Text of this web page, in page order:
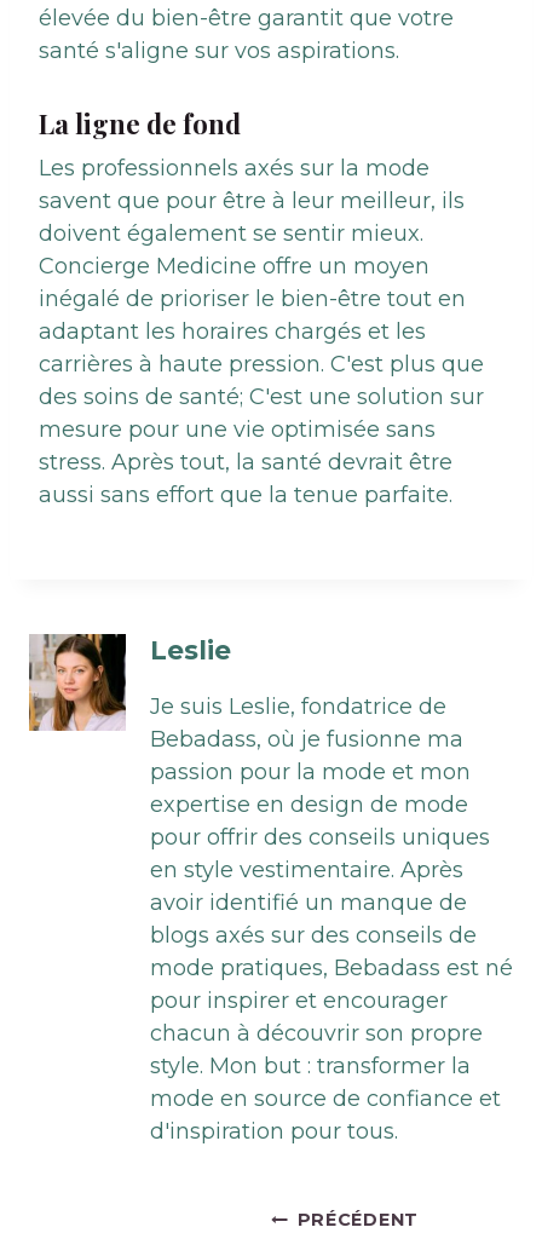
élevée du bien-être garantit que votre
santé s'aligne sur vos aspirations.
La ligne de fond
Les professionnels axés sur la mode
savent que pour être à leur meilleur, ils
doivent également se sentir mieux.
Concierge Medicine offre un moyen
inégalé de prioriser le bien-être tout en
adaptant les horaires chargés et les
carrières à haute pression. C'est plus que
des soins de santé; C'est une solution sur
mesure pour une vie optimisée sans
stress. Après tout, la santé devrait être
aussi sans effort que la tenue parfaite.
Leslie
Je suis Leslie, fondatrice de
Bebadass, où je fusionne ma
passion pour la mode et mon
expertise en design de mode
pour offrir des conseils uniques
en style vestimentaire. Après
avoir identifié un manque de
blogs axés sur des conseils de
mode pratiques, Bebadass est né
pour inspirer et encourager
chacun à découvrir son propre
style. Mon but : transformer la
mode en source de confiance et
d'inspiration pour tous.
PRÉCÉDENT